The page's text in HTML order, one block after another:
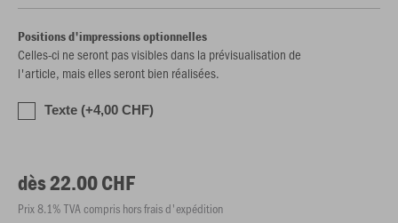
Positions d'impressions optionnelles
Celles-ci ne seront pas visibles dans la prévisualisation de
l'article, mais elles seront bien réalisées.
Texte (+4,00 CHF)
dès 22.00 CHF
Prix 8.1% TVA compris hors frais d'expédition